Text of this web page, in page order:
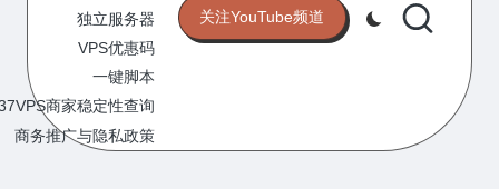
S
主
机
评
网
站
独立服务器
VPS优惠码
一键脚本
商家稳定性查询
商务推广与隐私政策
关注YouTube频道